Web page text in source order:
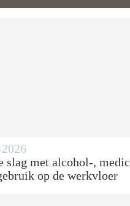
slag met alcohol-,
op de werkvloer